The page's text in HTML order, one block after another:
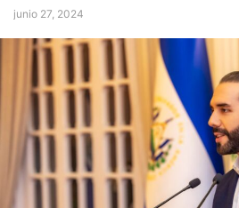
junio 27, 2024